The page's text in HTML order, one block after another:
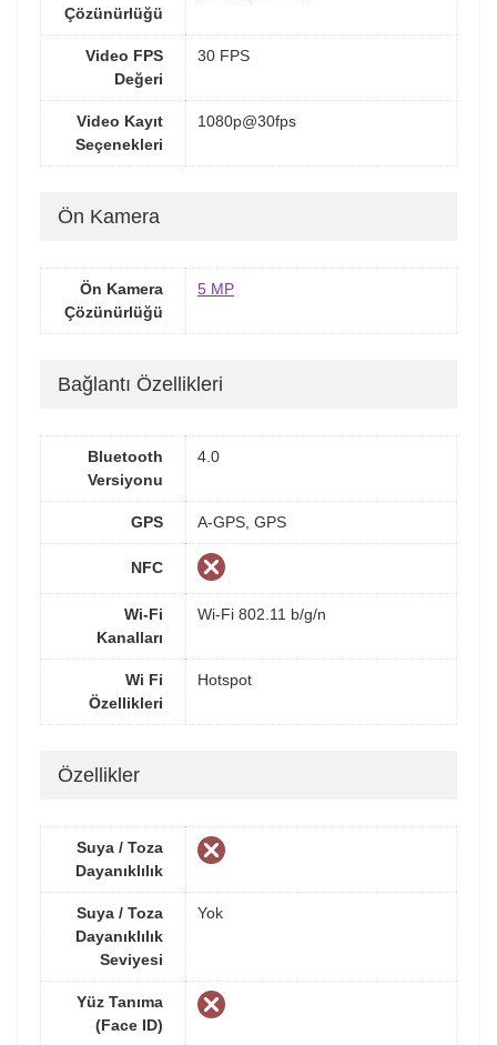
Çözünürlüğü
Video FPS
Değeri
30 FPS
Video Kayıt
Seçenekleri
1080p@30fps
Ön Kamera
Ön Kamera
Çözünürlüğü
5 MP
Bağlantı Özellikleri
Bluetooth
Versiyonu
4.0
GPS A-GPS, GPS
NFC
Wi-Fi
Kanalları
Wi-Fi 802.11 b/g/n
Wi Fi
Özellikleri
Hotspot
Özellikler
Suya / Toza
Dayanıklılık
Suya / Toza
Dayanıklılık
Seviyesi
Yok
Yüz Tanıma
(Face ID)